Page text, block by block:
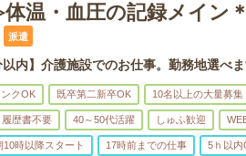
温・血圧の記録メイン
派遣
内】介護施設でのお仕事。勤務地選べま
クOK 既卒第二新卒OK 10名以上の大量募集
履歴書不要 40～50代活躍 しゅふ歓迎
10時以降スタート 17時前までの仕事 5ｈ以内